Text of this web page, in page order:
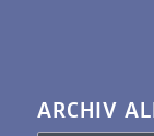
ARCHIV